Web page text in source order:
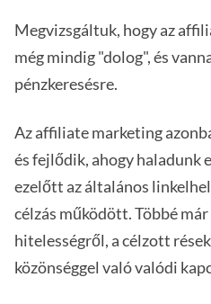
Megvizsgáltuk, hogy az
még mindig "dolog", és
pénzkeresésre.
Az affiliate marketing
és fejlődik, ahogy haladunk
ezelőtt az általános
célzás működött. Többé
hitelességről, a célzott
közönséggel való valódi